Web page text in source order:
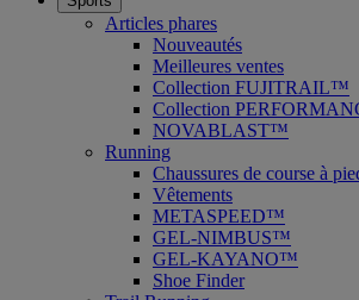
Articles phares
Nouveautés
Meilleures ventes
Collection FUJITRAIL™
Collection
NOVABLAST™
Running
Chaussures de course à
Vêtements
METASPEED™
GEL-NIMBUS™
GEL-KAYANO™
Shoe Finder